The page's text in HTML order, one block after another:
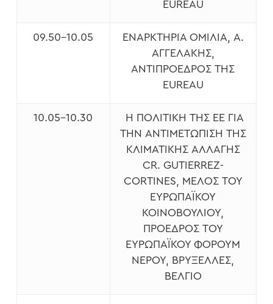
EUREAU
09.50-10.05
ΕΝΑΡΚΤΉΡΙΑ ΟΜΙΛΊΑ, A.
ΑΓΓΕΛΆΚΗΣ,
ΑΝΤΙΠΡΌΕΔΡΟΣ ΤΗΣ
EUREAU
10.05-10.30
Η ΠΟΛΙΤΙΚΉ ΤΗΣ EΕ ΓΙΑ
ΤΗΝ ΑΝΤΙΜΕΤΏΠΙΣΗ ΤΗΣ
ΚΛΙΜΑΤΙΚΉΣ ΑΛΛΑΓΉΣ
CR. GUTIERREZ-
CORTINES, ΜΈΛΟΣ ΤΟΥ
ΕΥΡΩΠΑΪΚΟΎ
ΚΟΙΝΟΒΟΥΛΊΟΥ,
ΠΡΌΕΔΡΟΣ ΤΟΥ
ΕΥΡΩΠΑΪΚΟΎ ΦΌΡΟΥΜ
ΝΕΡΟΎ, ΒΡΥΞΈΛΛΕΣ,
ΒΈΛΓΙΟ